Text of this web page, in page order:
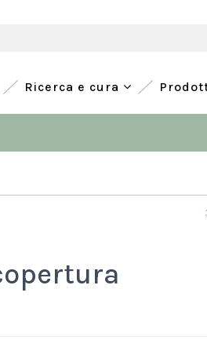
Ricerca e cura